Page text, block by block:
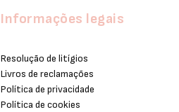
Informações legais
Resolução de litígios
Livros de reclamações
Política de privacidade
Política de cookies